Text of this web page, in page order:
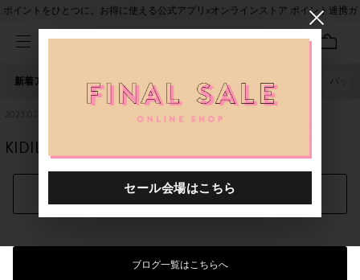
ポイントをひとつに。お得に使える公式アプリ×オンラインストア ポイント連携ガ
新着アイテム 人気ワード セール 40th限定 バッグ
2023.02.21
KIDILL 23SS recommend
シェアする
ブログ一覧はこちらへ